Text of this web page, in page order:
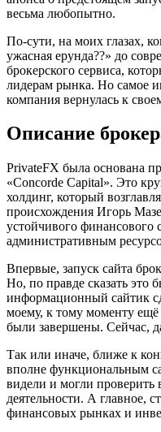
весьма любопытно.
По-сути, на моих глазах,
ужасная ерунда??» до
брокерского сервиса,
лидерам рынка. Но самое
компания вернулась к
Описание
PrivateFX была основана
«Concorde Capital». Это
холдинг, который
происхождения Игорь
устойчивого финансового
административным
Впервые, запуск сайта
Но, по правде сказать это
информационный сайтик
моему, к тому моменту
были завершены. Сейчас,
Так или иначе, ближе к
вполне функциональным
видели и могли проверить
деятельности. А главное,
финансовых рынках и